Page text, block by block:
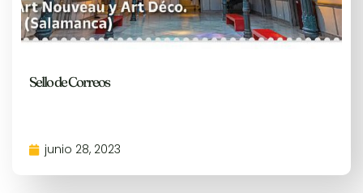
Sello de Correos
junio 28, 2023